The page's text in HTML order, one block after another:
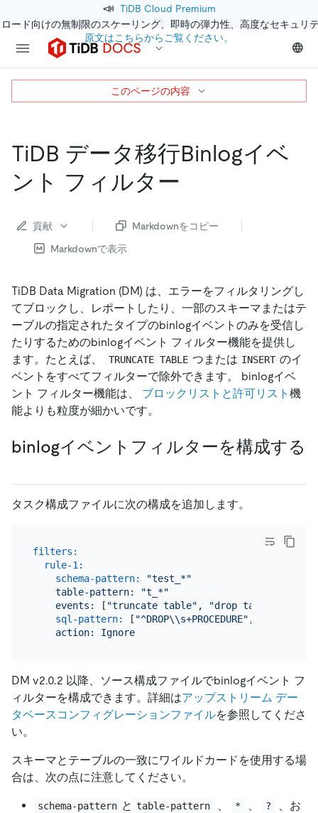
📣 TiDB Cloud Premium
ード向けの無制限のスケーリング、即時の弾力性、高度なセキュリ
原文はこちらからご覧ください。
TiDB データ移行Binlogイベ
ント フィルター
貢献
Markdownをコピー
Markdownで表示
TiDB Data Migration (DM) は、エラーをフィルタリングし
てブロックし、レポートしたり、一部のスキーマまたはテ
ーブルの指定されたタイプのbinlogイベントのみを受信し
たりするためのbinlogイベント フィルター機能を提供し
ます。たとえば、
TRUNCATE TABLE つまたは INSERT のイ
ベントをすべてフィルターで除外できます。 binlogイベ
ント フィルター機能は、 ブロックリストと許可リスト 機
能よりも粒度が細かいです。
binlogイベントフィルターを構成する
タスク構成ファイルに次の構成を追加します。
filters:
rule-1:
schema-pattern:
"test_*"
​table-pattern:
"t_*"
​events:
[ "truncate table" , "drop table"
sql-pattern:
[ "^DROP\\s+PROCEDURE" ,
​action:
Ignore
DM v2.0.2 以降、ソース構成ファイルでbinlogイベント フ
ィルターを構成できます。詳細はアップストリーム デー
タベースコンフィグレーションファイルを参照してくださ
い。
スキーマとテーブルの一致にワイルドカードを使用する場
合は、次の点に注意してください。
schema-pattern と table-pattern 、 * 、 ?
、お
このページの内容